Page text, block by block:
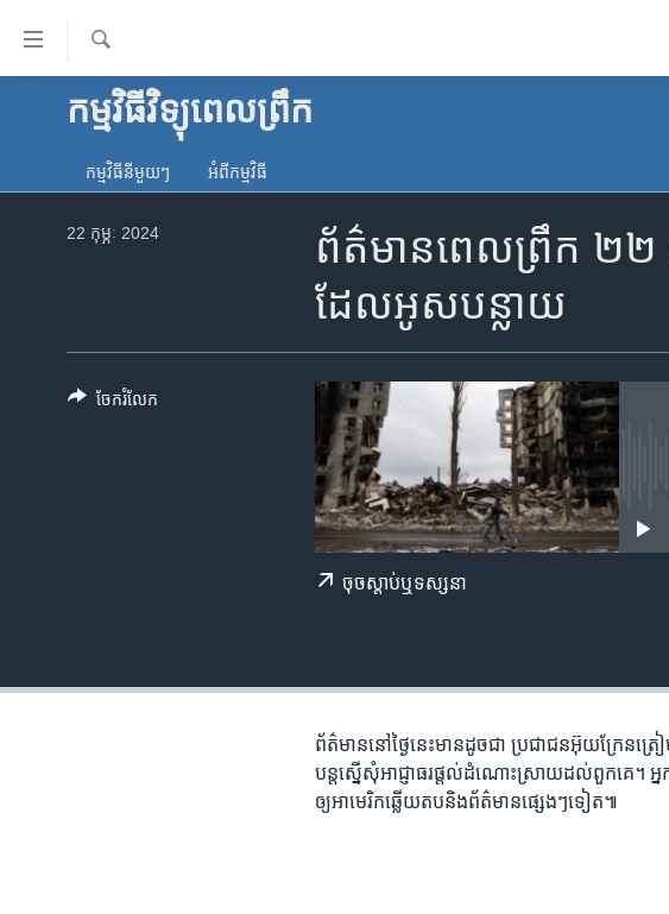
ទៅ​
គេហទំព័រ​
ទាក់ទង
និង​អាមេរិក
ទូរទស្សន៍ / វីដេអូ​
រក
កម្មវិធីវិទ្យុពេលព្រឹក
កម្មវិធី​នីមួយៗ អំពី​កម្មវិធី​
ព័ត៌មានពេលព្រឹក ២២
ដែលអូសបន្លាយ
22 កុម្ភៈ 2024
ចុច​​ស្តាប់​ឬ​ទស្សនា
ចែករំលែក
ព័ត៌មាននៅថ្ងៃនេះមានដូចជា ប្រជាជនអ៊ុយក្រែន
បន្តស្នើសុំអាជ្ញាធរផ្តល់ដំណោះស្រាយដល់ពួកគេ។ អ្ន
ឲ្យអាមេរិកឆ្លើយតបនិងព័ត៌មានផ្សេងៗទៀត៕